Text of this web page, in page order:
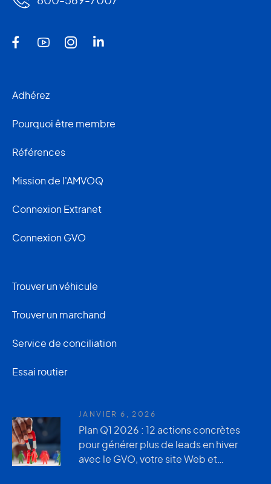
Adhérez
Pourquoi être membre
Références
Mission de l'AMVOQ
Connexion Extranet
Connexion GVO
Trouver un véhicule
Trouver un marchand
Service de conciliation
Essai routier
JANVIER 6, 2026
Plan Q1 2026 : 12 actions concrètes
pour générer plus de leads en hiver
avec le GVO, votre site Web et